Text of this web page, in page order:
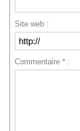
Site web :
Commentaire * :